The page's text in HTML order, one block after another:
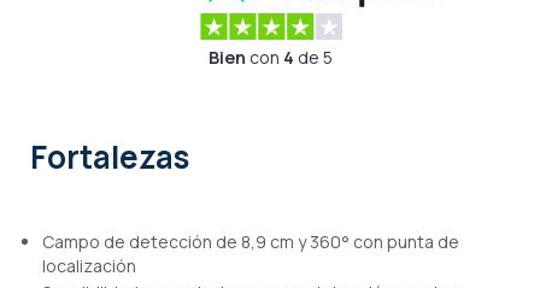
Bien con 4 de 5
Fortalezas
Campo de detección de 8,9 cm y 360° con punta de
localización